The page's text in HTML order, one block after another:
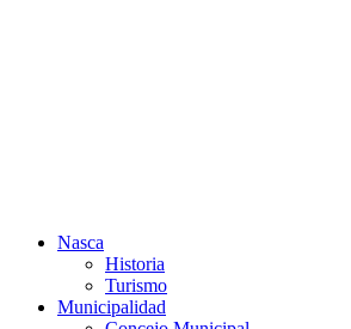
Nasca
Historia
Turismo
Municipalidad